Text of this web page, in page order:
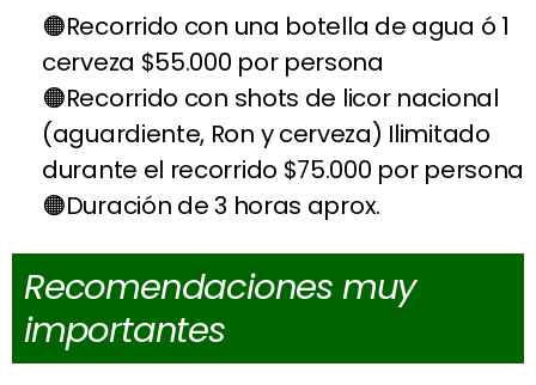
Recorrido con una botella de agua ó 1
cerveza $55.000 por persona
Recorrido con shots de licor nacional
(aguardiente, Ron y cerveza) Ilimitado
durante el recorrido $75.000 por persona
Duración de 3 horas aprox.
Recomendaciones muy
importantes